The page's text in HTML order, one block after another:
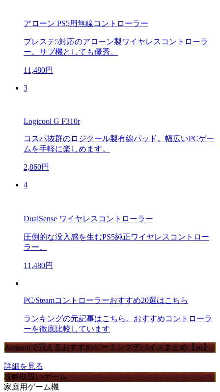
アローン PS5用無線コントローラー
プレステ5対応のアローン製ワイヤレスコントローラ
ー。サブ機としても優秀。
11,480円
3
Logicool G F310r
コスパ抜群のロジクール製有線パッド。幅広いPCゲー
ムを手軽に楽しめます。
2,860円
4
DualSense ワイヤレスコントローラー
圧倒的な没入感を生むPS5純正ワイヤレスコントロー
ラー。
11,480円
PC/Steamコントローラーおすすめ20選はこちら
ランキングの元記事はこちら。おすすめコントローラ
ーを徹底比較しています
Amazonで買えるおすすめゲーミングデバイスまとめ【ad】
詳細を見る
攻略取扱いゲーム
家庭用ゲーム機